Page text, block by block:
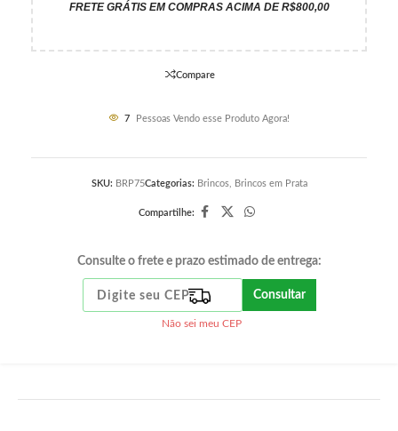
FRETE GRÁTIS EM COMPRAS ACIMA DE R$800,00
Compare
7 Pessoas Vendo esse Produto Agora!
SKU: BRP75Categorias: Brincos, Brincos em Prata
Compartilhe:
Consulte o frete e prazo estimado de entrega:
Consultar
Não sei meu CEP